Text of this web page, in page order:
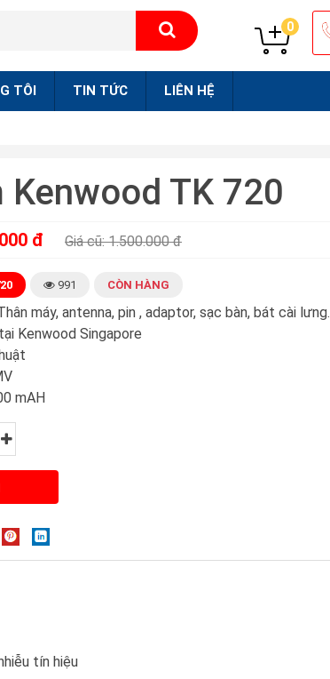
0
TÔI TIN TỨC LIÊN HỆ
Kenwood TK 720
đ Giá cũ: 1.500.000 đ
991 CÒN HÀNG
máy, antenna, pin , adaptor, sạc bàn, bát cài lưng.
Kenwood Singapore
mAH
tín hiệu